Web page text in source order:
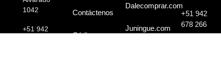
1042
+51 942
Contáctenos
Código
Dalecomprar.com
Juningue.com
+51 942
678 266